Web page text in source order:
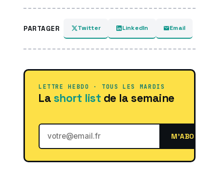
PARTAGER Twitter LinkedIn Email
LETTRE HEBDO · TOUS LES MARDIS
La short list de la semaine
M'ABONNER